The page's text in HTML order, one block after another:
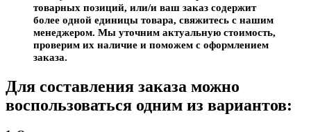
товарных позиций, или/и ваш заказ содержит
более одной единицы товара, свяжитесь с нашим
менеджером. Мы уточним актуальную стоимость,
проверим их наличие и поможем с оформлением
заказа.
Для составления заказа можно
воспользоваться одним из вариантов: